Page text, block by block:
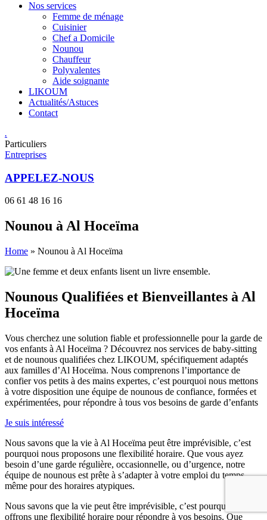
Nos services
Femme de ménage
Cuisinier
Chef a Domicile
Nounou
Chauffeur
Polyvalentes
Aide soignante
LIKOUM
Actualités/Astuces
Contact
.
Particuliers
Entreprises
APPELEZ-NOUS
06 61 48 16 16
Nounou à Al Hoceïma
Home » Nounou à Al Hoceïma
Nounous Qualifiées et Bienveillantes à Al
Hoceïma
Vous cherchez une solution fiable et professionnelle pour la garde de
vos enfants à Al Hoceïma ? Découvrez nos services de baby-sitting
et de nounous qualifiées chez LIKOUM, spécifiquement adaptés
aux familles d’Al Hoceïma. Nous comprenons l’importance de
confier vos petits à des mains expertes, c’est pourquoi nous mettons
à votre disposition une équipe de nounous de confiance, formées et
expérimentées, pour répondre à tous vos besoins de garde d’enfants
Je suis intéressé
Nous savons que la vie à Al Hoceïma peut être imprévisible, c’est
pourquoi nous proposons une flexibilité horaire. Que vous ayez
besoin d’une garde régulière, occasionnelle, ou d’urgence, notre
équipe de nounous est prête à s’adapter à votre emploi du temps,
même pour des horaires atypiques.
Nous savons que la vie peut être imprévisible, c’est pourquoi nous
offrons une flexibilité horaire pour répondre à vos besoins. Que